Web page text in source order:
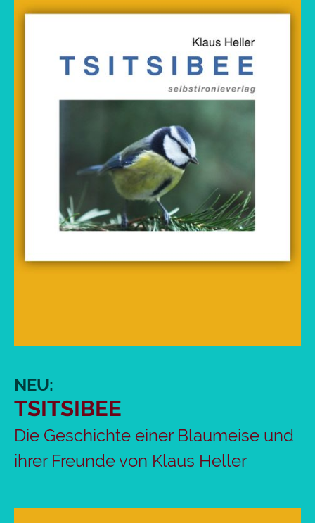
NEU:
TSITSIBEE
Die Geschichte einer Blaumeise und
ihrer Freunde von Klaus Heller